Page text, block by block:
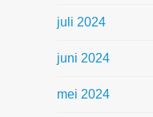
juli 2024
juni 2024
mei 2024